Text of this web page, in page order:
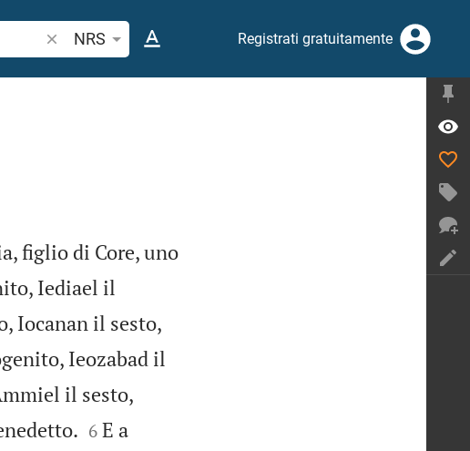
Ricerca verso biblico o parola
NRS Registrati gratuitamente
figlio di Core, uno
Iediael il
Iocanan il sesto,
Ieozabad il
il sesto,

6 E a